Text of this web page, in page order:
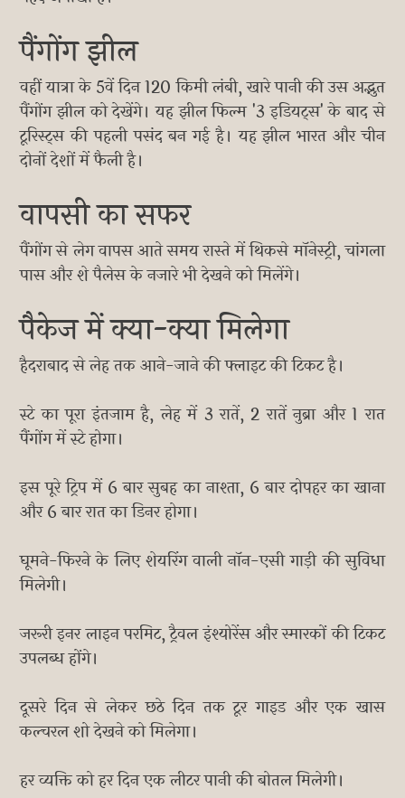
पैंगोंग झील
वहीं यात्रा के 5वें दिन 120 किमी लंबी, खारे पानी की उस अद्भुत
पैंगोंग झील को देखेंगे। यह झील फिल्म '3 इडियट्स' के बाद से
टूरिस्ट्स की पहली पसंद बन गई है। यह झील भारत और चीन
दोनों देशों में फैली है।
वापसी का सफर
पैंगोंग से लेग वापस आते समय रास्ते में थिकसे मॉनेस्ट्री, चांगला
पास और शे पैलेस के नजारे भी देखने को मिलेंगे।
पैकेज में क्या-क्या मिलेगा
हैदराबाद से लेह तक आने-जाने की फ्लाइट की टिकट है।
स्टे का पूरा इंतजाम है, लेह में 3 रातें, 2 रातें नुब्रा और 1 रात
पैंगोंग में स्टे होगा।
इस पूरे ट्रिप में 6 बार सुबह का नाश्ता, 6 बार दोपहर का खाना
और 6 बार रात का डिनर होगा।
घूमने-फिरने के लिए शेयरिंग वाली नॉन-एसी गाड़ी की सुविधा
मिलेगी।
जरूरी इनर लाइन परमिट, ट्रैवल इंश्योरेंस और स्मारकों की टिकट
उपलब्ध होंगे।
दूसरे दिन से लेकर छठे दिन तक टूर गाइड और एक खास
कल्चरल शो देखने को मिलेगा।
हर व्यक्ति को हर दिन एक लीटर पानी की बोतल मिलेगी।